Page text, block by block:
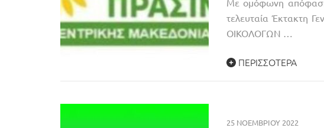
Με ομόφωνη
τελευταία Έκτακτη
ΟΙΚΟΛΟΓΩΝ …
ΠΕΡΙΣΣΌΤΕΡΑ
25 ΝΟΕΜΒΡΊΟΥ 2022